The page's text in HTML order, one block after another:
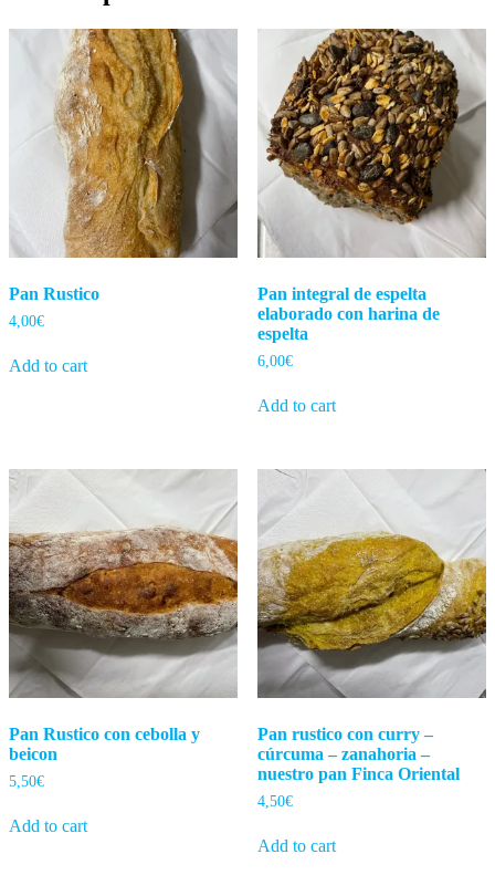
Pan Rustico
4,00€
Add to cart
Pan integral de espelta
elaborado con harina de
espelta
6,00€
Add to cart
Pan Rustico con cebolla y
beicon
5,50€
Add to cart
Pan rustico con curry –
cúrcuma – zanahoria –
nuestro pan Finca Oriental
4,50€
Add to cart